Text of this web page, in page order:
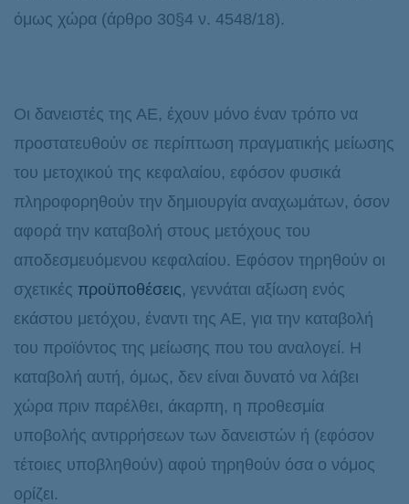
όμως χώρα (άρθρο 30§4 ν. 4548/18).
Οι δανειστές της ΑΕ, έχουν μόνο έναν τρόπο να
προστατευθούν σε περίπτωση πραγματικής μείωσης
του μετοχικού της κεφαλαίου, εφόσον φυσικά
πληροφορηθούν την δημιουργία αναχωμάτων, όσον
αφορά την καταβολή στους μετόχους του
αποδεσμευόμενου κεφαλαίου. Εφόσον τηρηθούν οι
σχετικές προϋποθέσεις, γεννάται αξίωση ενός
εκάστου μετόχου, έναντι της ΑΕ, για την καταβολή
του προϊόντος της μείωσης που του αναλογεί. Η
καταβολή αυτή, όμως, δεν είναι δυνατό να λάβει
χώρα πριν παρέλθει, άκαρπη, η προθεσμία
υποβολής αντιρρήσεων των δανειστών ή (εφόσον
τέτοιες υποβληθούν) αφού τηρηθούν όσα ο νόμος
ορίζει.